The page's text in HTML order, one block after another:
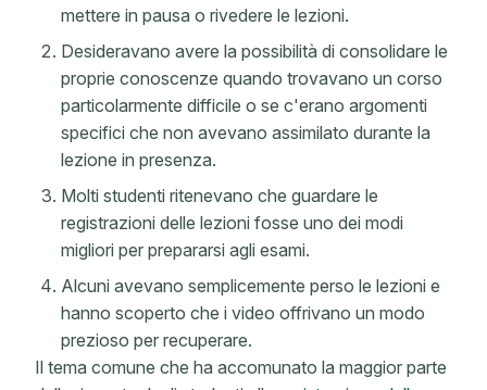
mettere in pausa o rivedere le lezioni.
Desideravano avere la possibilità di consolidare le
proprie conoscenze quando trovavano un corso
particolarmente difficile o se c'erano argomenti
specifici che non avevano assimilato durante la
lezione in presenza.
Molti studenti ritenevano che guardare le
registrazioni delle lezioni fosse uno dei modi
migliori per prepararsi agli esami.
Alcuni avevano semplicemente perso le lezioni e
hanno scoperto che i video offrivano un modo
prezioso per recuperare.
Il tema comune che ha accomunato la maggior parte